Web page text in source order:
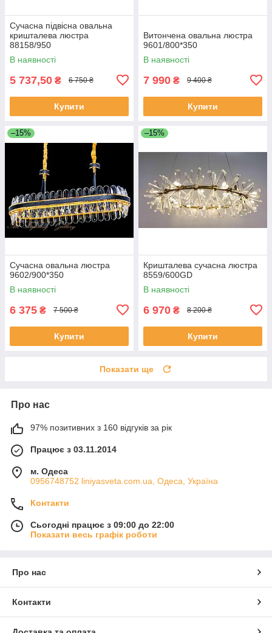
Сучасна підвісна овальна
кришталева люстра
88158/950
В наявності
5 737,50 ₴ 6 750 ₴
Купити
Витончена овальна люстра
9601/800*350
В наявності
7 990 ₴ 9 400 ₴
Купити
–15%
Сучасна овальна люстра
9602/900*350
В наявності
6 375 ₴ 7 500 ₴
Купити
–15%
Кришталева сучасна люстра
8559/600GD
В наявності
6 970 ₴ 8 200 ₴
Купити
Показати ще
Про нас
97% позитивних з 160 відгуків за рік
Працює з 03.11.2014
м. Одеса
0956748752 liniyasveta.com.ua, Одеса, Україна
Контакти
Сьогодні працює з 09:00 до 22:00
Показати весь графік роботи
Про нас
Контакти